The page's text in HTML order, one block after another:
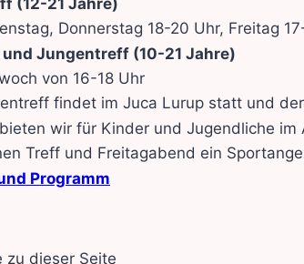
(12-21 Jahre)
Donnerstag 18-20 Uhr, Freitag
Jungentreff (10-21 Jahre)
von 16-18 Uhr
findet im Juca Lurup statt und
wir für Kinder und Jugendliche
Treff und Freitagabend ein
Programm